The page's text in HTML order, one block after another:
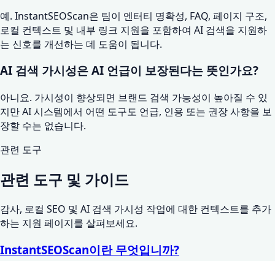
예. InstantSEOScan은 팀이 엔터티 명확성, FAQ, 페이지 구조,
로컬 컨텍스트 및 내부 링크 지원을 포함하여 AI 검색을 지원하
는 신호를 개선하는 데 도움이 됩니다.
AI 검색 가시성은 AI 언급이 보장된다는 뜻인가요?
아니요. 가시성이 향상되면 브랜드 검색 가능성이 높아질 수 있
지만 AI 시스템에서 어떤 도구도 언급, 인용 또는 권장 사항을 보
장할 수는 없습니다.
관련 도구
관련 도구 및 가이드
감사, 로컬 SEO 및 AI 검색 가시성 작업에 대한 컨텍스트를 추가
하는 지원 페이지를 살펴보세요.
InstantSEOScan이란 무엇입니까?